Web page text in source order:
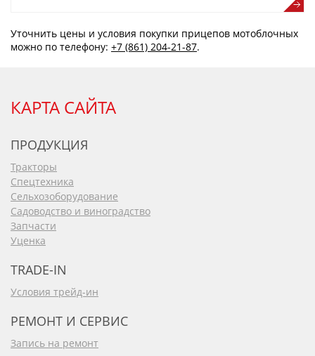
Уточнить цены и условия покупки прицепов мотоблочных
можно по телефону: +7 (861) 204-21-87.
КАРТА САЙТА
ПРОДУКЦИЯ
Тракторы
Спецтехника
Сельхозоборудование
Садоводство и виноградство
Запчасти
Уценка
TRADE-IN
Условия трейд-ин
РЕМОНТ И СЕРВИС
Запись на ремонт